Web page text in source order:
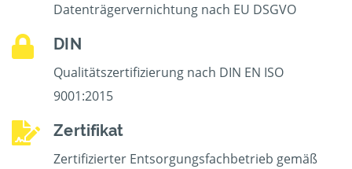
Datenträgervernichtung nach EU DSGVO
DIN
Qualitätszertifizierung nach DIN EN ISO
9001:2015
Zertifikat
Zertifizierter Entsorgungsfachbetrieb gemäß